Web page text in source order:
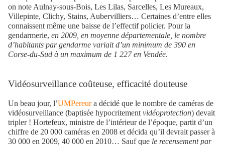
on note Aulnay-sous-Bois, Les Lilas, Sarcelles, Les Mureaux,
Villepinte, Clichy, Stains, Aubervilliers… Certaines d’entre elles
connaissent même une baisse de l’effectif policier. Pour la
gendarmerie, en 2009, en moyenne départementale, le nombre
d’habitants par gendarme variait d’un minimum de 390 en
Corse-du-Sud à un maximum de 1 227 en Vendée.
Vidéosurveillance coûteuse, efficacité douteuse
Un beau jour, l’UMPereura décidé que le nombre de caméras de
vidéosurveillance (baptisée hypocritement vidéoprotection) devait
tripler ! Hortefeux, ministre de l’intérieur de l’époque, partit d’un
chiffre de 20 000 caméras en 2008 et décida qu’il devrait passer à
30 000 en 2009, 40 000 en 2010… Sauf que le recensement par